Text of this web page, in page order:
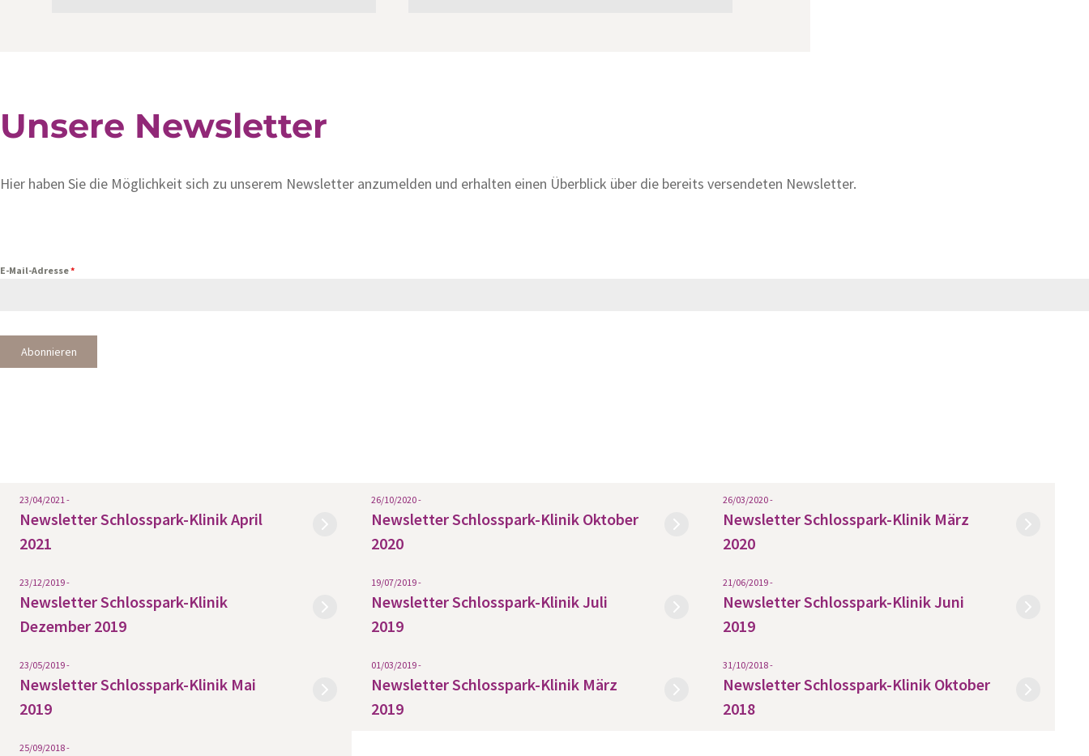
Unsere Newsletter
Hier haben Sie die Möglichkeit sich zu unserem Newsletter anzumelden und erhalten einen Überblick über die bereits versendeten Newsletter.
E-Mail-Adresse*
Abonnieren
23/04/2021 -
Newsletter Schlosspark-Klinik April
2021
26/10/2020 -
Newsletter Schlosspark-Klinik Oktober
2020
26/03/2020 -
Newsletter Schlosspark-Klinik März
2020
23/12/2019 -
Newsletter Schlosspark-Klinik
Dezember 2019
19/07/2019 -
Newsletter Schlosspark-Klinik Juli
2019
21/06/2019 -
Newsletter Schlosspark-Klinik Juni
2019
23/05/2019 -
Newsletter Schlosspark-Klinik Mai
2019
01/03/2019 -
Newsletter Schlosspark-Klinik März
2019
31/10/2018 -
Newsletter Schlosspark-Klinik Oktober
2018
25/09/2018 -